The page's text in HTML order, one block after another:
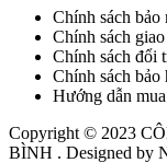
Chính sách bảo
Chính sách
Chính sách đổi
Chính sách bảo
Hướng dẫn
Copyright © 2023
BÌNH . Designed by